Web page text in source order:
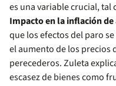
es una variable crucial, tal
Impacto en la inflación
que los efectos del paro
el aumento de los precios
perecederos. Zuleta
escasez de bienes como